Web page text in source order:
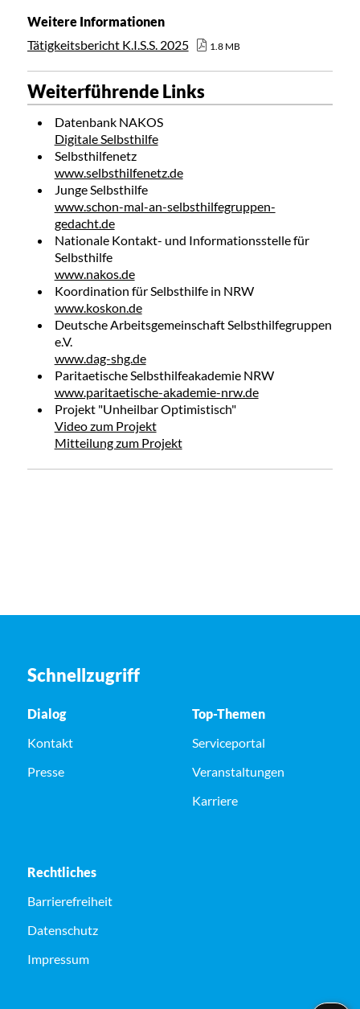
Weitere Informationen
Tätigkeitsbericht K.I.S.S. 2025
1.8 MB
Weiterführende Links
Datenbank NAKOS
Digitale Selbsthilfe
Selbsthilfenetz
www.selbsthilfenetz.de
Junge Selbsthilfe
www.schon-mal-an-selbsthilfegruppen-
gedacht.de
Nationale Kontakt- und Informationsstelle für
Selbsthilfe
www.nakos.de
Koordination für Selbsthilfe in NRW
www.koskon.de
Deutsche Arbeitsgemeinschaft Selbsthilfegruppen
e.V.
www.dag-shg.de
Paritaetische Selbsthilfeakademie NRW
www.paritaetische-akademie-nrw.de
Projekt "Unheilbar Optimistisch"
Video zum Projekt
Mitteilung zum Projekt
Schnellzugriff
Dialog
Kontakt
Presse
Top-Themen
Serviceportal
Veranstaltungen
Karriere
Rechtliches
Barrierefreiheit
Datenschutz
Impressum